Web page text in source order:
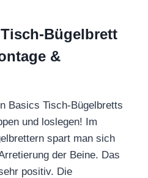
Bügelbrett
&
Basics Tisch-Bügelbretts
und loslegen! Im
spart man sich
der Beine. Das
positiv. Die